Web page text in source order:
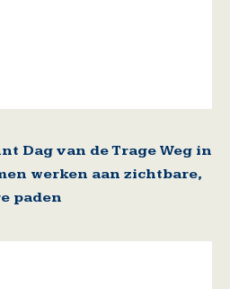
Dag van de Trage Weg in
werken aan zichtbare,
paden